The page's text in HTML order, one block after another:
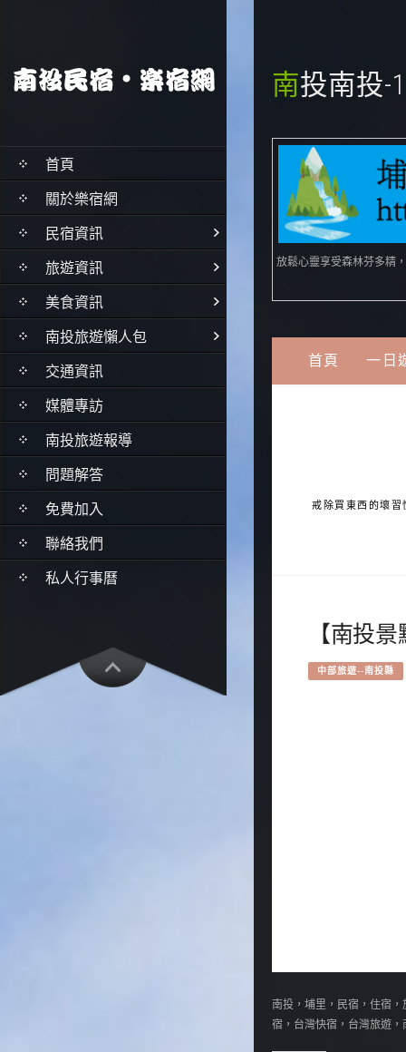
首頁
關於樂宿網
民宿資訊
旅遊資訊
美食資訊
南投旅遊懶人包
交通資訊
媒體專訪
南投旅遊報導
問題解答
免費加入
聯絡我們
私人行事曆
南投南
放鬆心靈享受森林芬多精
南投，埔里，民宿，住宿
宿，台灣快宿，台灣旅遊